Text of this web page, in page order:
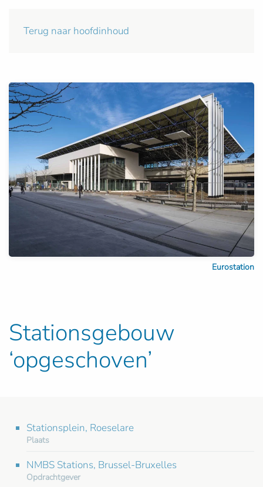
Terug naar hoofdinhoud
Eurostation
Stationsgebouw
‘opgeschoven’
Stationsplein, Roeselare
Plaats
NMBS Stations, Brussel-Bruxelles
Opdrachtgever